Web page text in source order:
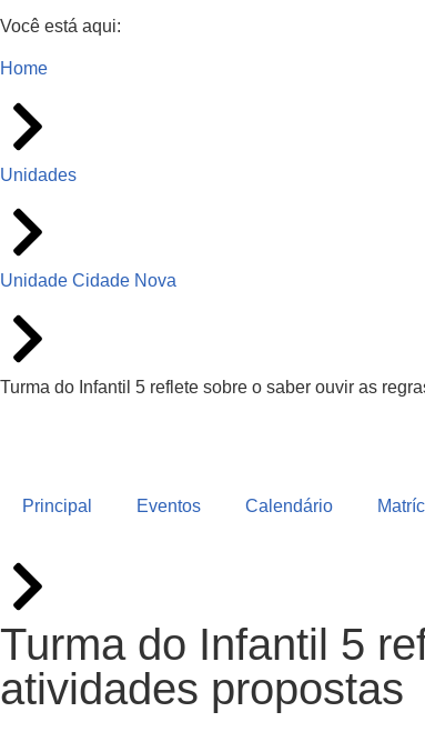
Você está aqui:
Home
Unidades
Unidade Cidade Nova
Turma do Infantil 5 reflete sobre o saber ouvir as
Principal Eventos Calendário
Turma do Infantil 5
atividades propostas